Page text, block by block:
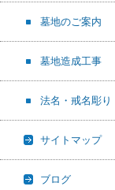
墓地のご案内
墓地造成工事
法名・戒名彫り
サイトマップ
ブログ